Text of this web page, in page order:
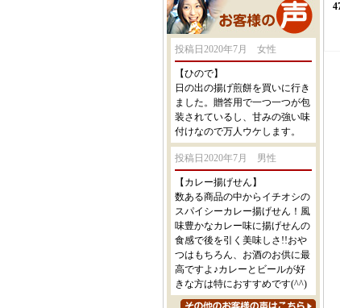
投稿日2020年7月 女性
【ひので】
日の出の揚げ煎餅を買いに行き
ました。贈答用で一つ一つが包
装されているし、甘みの強い味
付けなので万人ウケします。
投稿日2020年7月 男性
【カレー揚げせん】
数ある商品の中からイチオシの
スパイシーカレー揚げせん！風
味豊かなカレー味に揚げせんの
食感で後を引く美味しさ!!おや
つはもちろん、お酒のお供に最
高ですよ♪カレーとビールが好
きな方は特におすすめです(^^)